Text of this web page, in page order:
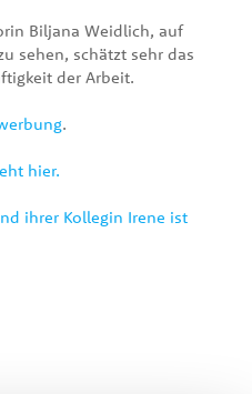
Biljana Weidlich, auf
sehen, schätzt sehr das
der Arbeit.
.
hier.
ihrer Kollegin Irene ist